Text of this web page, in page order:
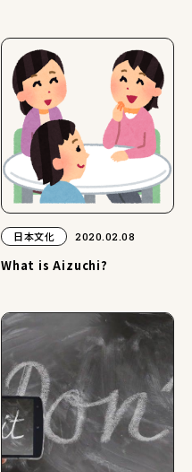
日本文化 2020.02.08
What is Aizuchi?